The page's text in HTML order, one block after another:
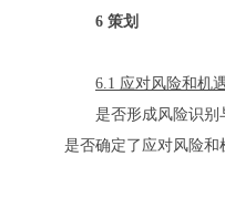
6 策划
6.1 应对风险和机
是否形成风险识别
是否确定了应对风险